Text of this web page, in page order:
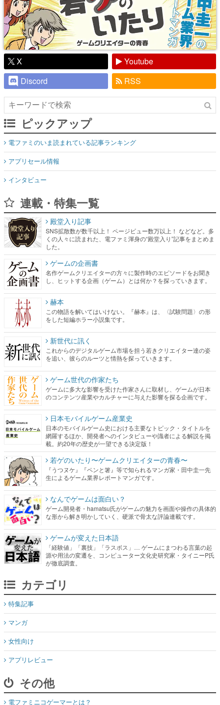
X
Youtube
Discord
RSS
ピックアップ
電ファミのいま読まれている記事ランキング
アプリセール情報
インタビュー
連載・特集一覧
殿堂入り記事
SNS拡散数が数千以上！ ページビュー数万以上！ などなど。多
くの人々に読まれた、電ファミ渾身の“殿堂入り”記事をまとめま
した。
ゲームの企画書
名作ゲームクリエイターの方々に製作時のエピソードをお聞き
し、ヒットする企画（ゲーム）とは何か？を探っていきます。
赫本
この物語を解いてはいけない。『赫本』は、〈試験問題〉の形
をした短編ホラー小説集です。
新世代に訊く
これからのデジタルゲーム市場を担う若きクリエイター達の姿
を追い、彼らのルーツと情熱を探っていきます。
ゲーム世代の作家たち
ゲームに多大な影響を受けた作家さんに取材し、ゲームが日本
のコンテンツ産業やカルチャーに与えた影響を探る企画です。
日本モバイルゲーム産業史
日本のモバイルゲーム史における主要なトピック・タイトルを
網羅するほか、開発者へのインタビューや識者による解説を掲
載。約20年の歴史が一望できる決定版！
若ゲのいたり〜ゲームクリエイターの青春〜
『うつヌケ』『ペンと箸』等で知られるマンガ家・田中圭一先
生によるゲーム業界レポートマンガです。
なんでゲームは面白い？
ゲーム開発者・hamatsu氏がゲームの魅力を画面や操作の具体的
な形から解き明かしていく、硬派で骨太な評論連載です。
ゲームが変えた日本語
「経験値」「裏技」「ラスボス」… ゲームにまつわる言葉の起
源や用法の変遷を、コンピューター文化史研究家・タイニーP氏
が徹底調査。
カテゴリ
特集記事
マンガ
女性向け
アプリレビュー
その他
電ファミニコゲーマーとは？